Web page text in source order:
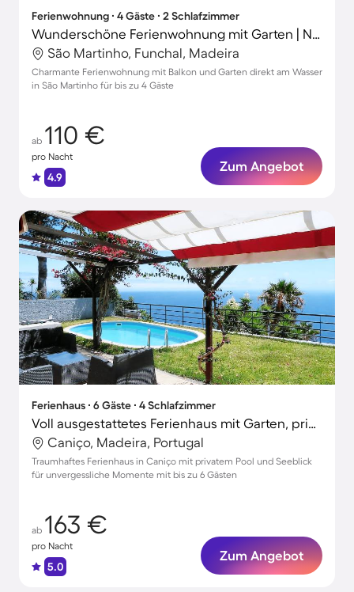
Ferienwohnung ∙ 4 Gäste ∙ 2 Schlafzimmer
Wunderschöne Ferienwohnung mit Garten | Naturblick
São Martinho, Funchal, Madeira
Charmante Ferienwohnung mit Balkon und Garten direkt am Wasser
in São Martinho für bis zu 4 Gäste
ab 110 €
pro Nacht
4.9
Zum Angebot
Ferienhaus ∙ 6 Gäste ∙ 4 Schlafzimmer
Voll ausgestattetes Ferienhaus mit Garten, privatem Pool und Terrasse | Seeblick
Caniço, Madeira, Portugal
Traumhaftes Ferienhaus in Caniço mit privatem Pool und Seeblick
für unvergessliche Momente mit bis zu 6 Gästen
ab 163 €
pro Nacht
5.0
Zum Angebot